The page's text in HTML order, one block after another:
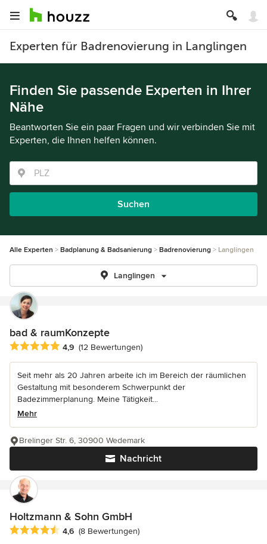
Experten für Badrenovierung in Langlingen
Finden Sie passende Experten in Ihrer
Nähe
Beantworten Sie ein paar Fragen und wir verbinden Sie mit
Experten, die Ihnen helfen können.
Suchen
Alle Experten Badplanung & Badsanierung Badrenovierung Langlingen
Langlingen
bad & raumKonzepte
Durchschnittliche Bewertung: 4.9 von 5 Sternen
4,9 (12 Bewertungen)
Seit mehr als 20 Jahren arbeite ich im Bereich der räumlichen
Gestaltung mit besonderem Schwerpunkt der
Badezimmerplanung. Meine Tätigkeit...
Mehr
Nachricht
Brelinger Str. 6, 30900 Wedemark
Holtzmann & Sohn GmbH
Durchschnittliche Bewertung: 4.6 von 5 Sternen
4,6 (8 Bewertungen)